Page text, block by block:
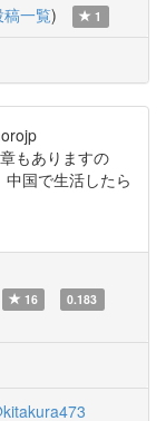
稿一覧) 1
もありますの
国で生活したら
16 0.183